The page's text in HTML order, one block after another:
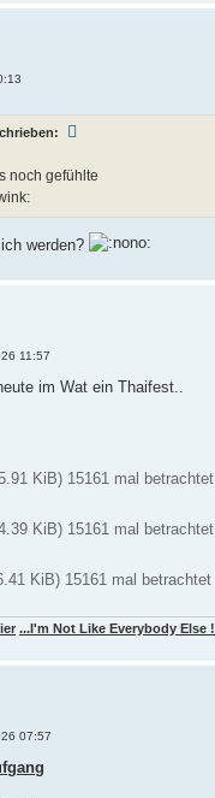
noch gefühlte
werden?
11:57
im Wat ein Thaifest..
KiB) 15161 mal betrachtet
KiB) 15161 mal betrachtet
KiB) 15161 mal betrachtet
...I'm Not Like Everybody Else !
07:57